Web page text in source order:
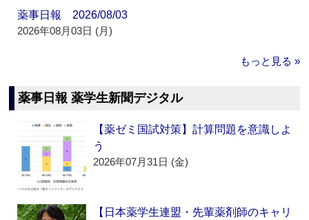
薬事日報 2026/08/03
2026年08月03日 (月)
もっと見る »
薬事日報 薬学生新聞デジタル
【薬ゼミ国試対策】計算問題を意識しよ
う
2026年07月31日 (金)
【日本薬学生連盟・先輩薬剤師のキャリ